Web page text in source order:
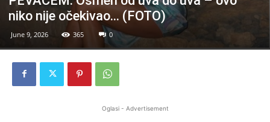
niko nije očekivao… (FOTO)
June 9, 2026 365 0
Oglasi - Advertisement